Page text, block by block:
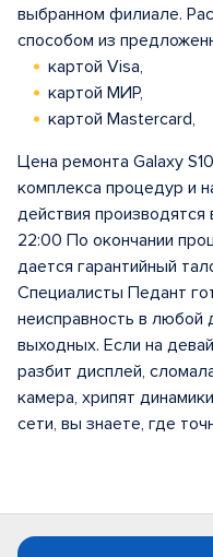
выбранном филиале.
способом из
картой Visa,
картой МИР,
картой Mastercard,
Цена ремонта Galaxy
комплекса процедур и
действия
22:00 По окончании
дается гарантийный
Специалисты Педант
неисправность в
выходных. Если на
разбит дисплей,
камера, хрипят
сети, вы знаете, где